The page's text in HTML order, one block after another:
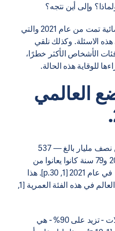
وإلى أين نتجه؟
نقدم في هذا المقال بيانات إحصائية تمت من عام 2021 والتي
الاسئلة. وكذلك نلقي
الأشخاص الأكثر خطرًا،
للوقاية هذه الحالة.
العالمي
تشير التقديرات إلى أن أكثر من نصف مليار بالغ — 537
مليون — تتراوح اعمارهم بين 20 و79 سنة كانوا يعانوا من
السكري في جميع أنحاء العالم، في عام 2021 [1, p.30]. هذا
نسبة صاعقة 10.5٪ من سكان العالم في هذه الفئة العمرية [1,
والغالبية العظمى من هذه الحالات - تزيد على 90% - هي